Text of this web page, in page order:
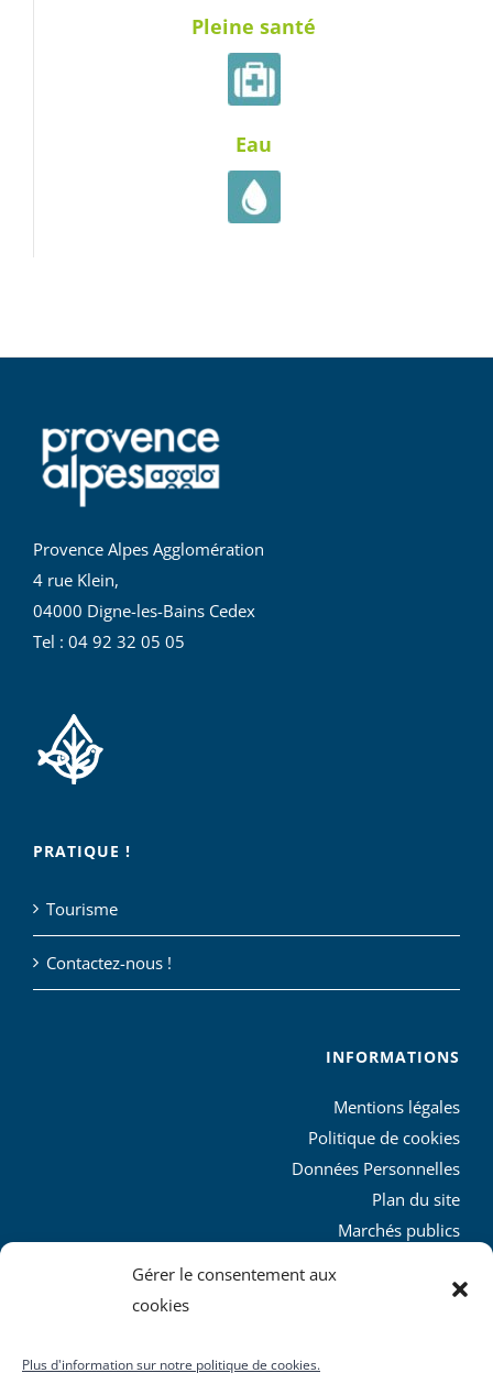
Gérer le consentement aux
cookies
Plus d'information sur notre politique de cookies.
Pleine santé
Eau
Provence Alpes Agglomération
4 rue Klein,
04000 Digne-les-Bains Cedex
Tel : 04 92 32 05 05
PRATIQUE !
Tourisme
Contactez-nous !
INFORMATIONS
Mentions légales
Politique de cookies
Données Personnelles
Plan du site
Marchés publics
L’agglo recrute